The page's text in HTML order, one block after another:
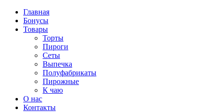
Главная
Бонусы
Товары
Торты
Пироги
Сеты
Выпечка
Полуфабрикаты
Пирожные
К чаю
О нас
Контакты